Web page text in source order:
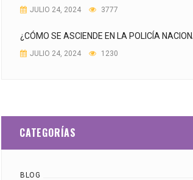
JULIO 24, 2024 3777
¿CÓMO SE ASCIENDE EN LA POLICÍA
JULIO 24, 2024 1230
CATEGORÍAS
BLOG